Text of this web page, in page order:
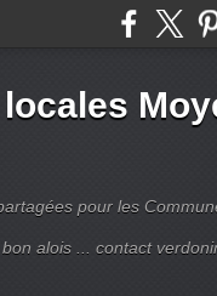
pour les
alois ... contact